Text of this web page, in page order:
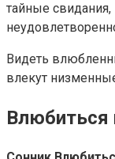
тайные
Видеть
влекут
Влюбиться